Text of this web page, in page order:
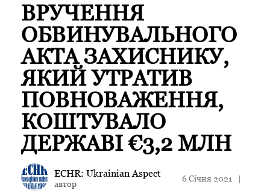
ВРУЧЕННЯ
ОБВИНУВАЛЬНОГО
АКТА ЗАХИСНИКУ,
ЯКИЙ УТРАТИВ
ПОВНОВАЖЕННЯ,
КОШТУВАЛО
ДЕРЖАВІ €3,2 МЛН
ECHR: Ukrainian Aspect
автор
6 Січня 2021 |